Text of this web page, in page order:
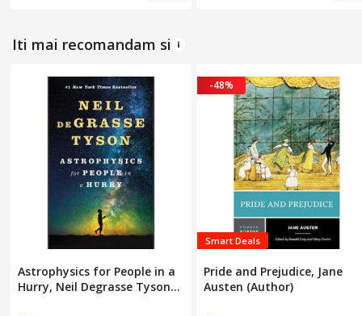
Iti mai recomandam si
Astrophysics for People in a
Hurry, Neil Degrasse Tyson
-48%
Smart Deals
Pride and Prejudice, Jane
Austen (Author)